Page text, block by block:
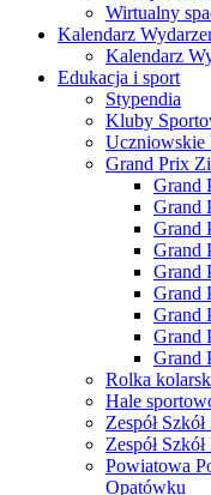
Wirtualny
Kalendarz
Kalendarz
Edukacja i sport
Stypendia
Kluby
Uczniowskie
Grand Prix
Grand
Grand
Grand
Grand
Grand
Grand
Grand
Grand
Grand
Rolka
Hale
Zespół
Zespół
Powiatowa
Opatówku